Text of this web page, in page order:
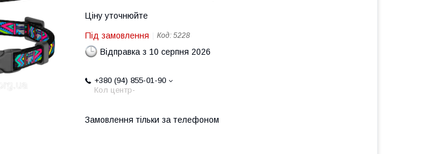
Ціну уточнюйте
Під замовлення Код: 5228
Відправка з 10 серпня 2026
+380 (94) 855-01-90
Кол центр-
Замовлення тільки за телефоном